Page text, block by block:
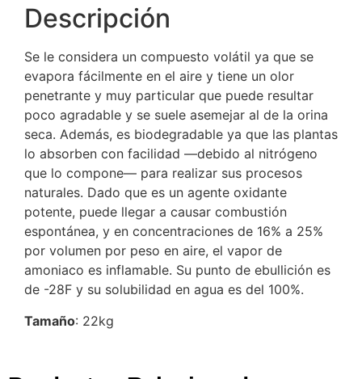
Descripción
Se le considera un compuesto volátil ya que se
evapora fácilmente en el aire y tiene un olor
penetrante y muy particular que puede resultar
poco agradable y se suele asemejar al de la orina
seca. Además, es biodegradable ya que las plantas
lo absorben con facilidad —debido al nitrógeno
que lo compone— para realizar sus procesos
naturales. Dado que es un agente oxidante
potente, puede llegar a causar combustión
espontánea, y en concentraciones de 16% a 25%
por volumen por peso en aire, el vapor de
amoniaco es inflamable. Su punto de ebullición es
de -28F y su solubilidad en agua es del 100%.
Tamaño: 22kg